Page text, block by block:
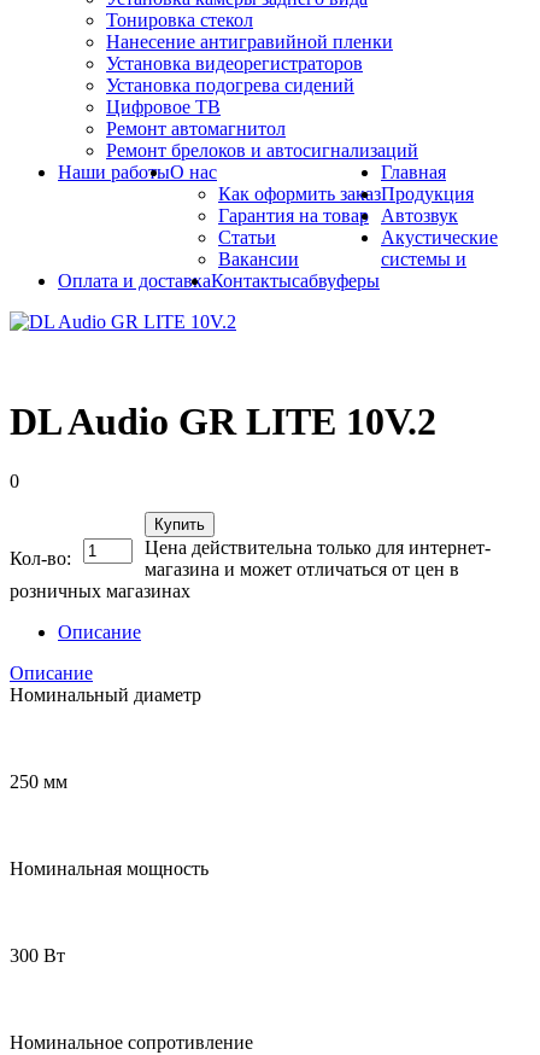
Тонировка стекол
Нанесение антигравийной пленки
Установка видеорегистраторов
Установка подогрева сидений
Цифровое ТВ
Ремонт автомагнитол
Ремонт брелоков и автосигнализаций
Наши работыО нас
Как оформить заказ
Гарантия на товар
Статьи
Вакансии
Оплата и доставкаКонтакты
Главная
Продукция
Автозвук
Акустические
системы и
сабвуферы
DL Audio GR LITE 10V.2
0
Кол-во:
Купить
Цена действительна только для интернет-
магазина и может отличаться от цен в
розничных магазинах
Описание
Описание
Номинальный диаметр
250 мм
Номинальная мощность
300 Вт
Номинальное сопротивление